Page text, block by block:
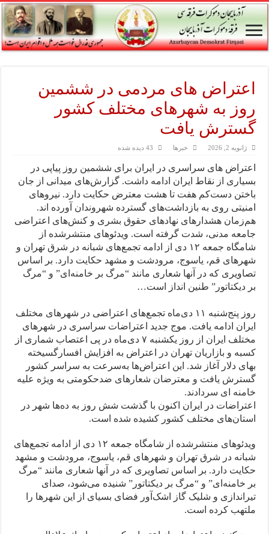
اعتراض های مردمی در ششمين
روز به شهرهای مختلف کشور
گسترش یافت
ژانویه 2, 2026 خبرها 43 دیده شده
اعتراض های سراسری در ایران برای ششمین روز پیاپی در
بسیاری از نقاط ایران ادامه داشت. گزارش‌های میدانی از جان
باختن دست‌کم هفت تا هشت معترض حکایت دارد. نیروهای
امنیتی روی به بازداشت‌های گسترده شهروندان آورده اند.
هم‌زمان هشدارهای نهادهای حقوق بشری و کنش‌های اعتراضی
جامعه مدنی، شدت گرفته است. ويدئوهای منتشرشده از
شامگاه جمعه ۱۲ دی از ادامه تجمع‌های شبانه در شرق تهران و
شهرهای قم، ياسوج، مرودشت و مشهد حكایت دارد. بر اساس
تصاويری كه در آنها شعاری مانند “مرگ بر خامنه‌ای” و “مرگ
بر ديكتاتور” طنین انداز است…
روز پنج‌شنبه ۱۱ دی‌ماه تجمع‌های اعتراضی در شهرهای مختلف
ایران ادامه یافت. موج جدید اعتراضات سراسری در شهرهای
مختلف ایران از روز یکشنبه ۷ دی‌ماه در پی اعتصاب شماری از
کسبه و بازاریان تهران در اعتراض به افزایش افسارگسیخته
بهای دلار آغاز شد. این اعتراض‌ها به‌سرعت به سراسر کشور
گسترش یافت و معترضان شعارهای ضدحکومتی به ویژه علیه
خامنه ای سردادند.
اعتراضات در ایران اکنون با گذشت شش روز به ده‌ها شهر در
استان‌های مختلف كشور کشيده شده است.
ويدئوهای منتشرشده از شامگاه جمعه ۱۲ دی از ادامه تجمع‌های
شبانه در شرق تهران و شهرهای قم، ياسوج، مرودشت و مشهد
حكایت دارد. بر اساس تصاويری كه در آنها شعاری مانند “مرگ
بر خامنه‌ای” و “مرگ بر ديكتاتور” شنيده می‌شود، صدای
تيراندازی و شليک گاز اشک‌آور فضای بسیای از این شهرها را
ملتهب كرده است.